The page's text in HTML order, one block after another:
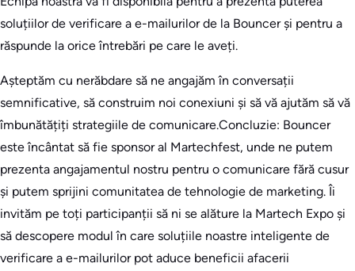
soluțiilor de verificare a e-mailurilor de la Bouncer și pentru a
răspunde la orice întrebări pe care le aveți.
Așteptăm cu nerăbdare să ne angajăm în conversații
semnificative, să construim noi conexiuni și să vă ajutăm să vă
îmbunătățiți strategiile de comunicare.Concluzie: Bouncer
este încântat să fie sponsor al Martechfest, unde ne putem
prezenta angajamentul nostru pentru o comunicare fără cusur
și putem sprijini comunitatea de tehnologie de marketing. Îi
invităm pe toți participanții să ni se alăture la Martech Expo și
să descopere modul în care soluțiile noastre inteligente de
verificare a e-mailurilor pot aduce beneficii afacerii